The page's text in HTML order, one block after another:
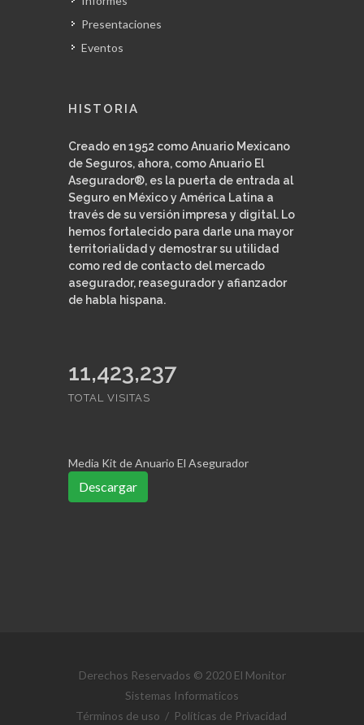
Presentaciones
Eventos
HISTORIA
Creado en 1952 como Anuario Mexicano
de Seguros, ahora, como Anuario El
Asegurador®, es la puerta de entrada al
Seguro en México y América Latina a
través de su versión impresa y digital. Lo
hemos fortalecido para darle una mayor
territorialidad y demostrar su utilidad
como red de contacto del mercado
asegurador, reasegurador y afianzador
de habla hispana.
11,423,237
TOTAL VISITAS
Media Kit de Anuario El Asegurador
Descargar
Derechos Reservados © 2020 El Monitor
Sistemas Informaticos
Términos de uso / Políticas de Privacidad